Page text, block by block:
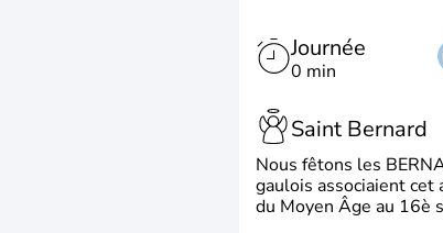
Journée
0 min
Saint Bernard
Nous fêtons les
gaulois associaient
du Moyen Âge au 16è